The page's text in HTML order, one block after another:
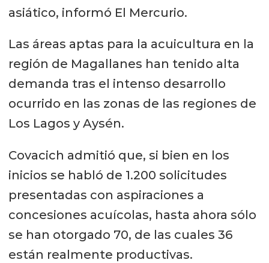
asiático, informó El Mercurio.
Las áreas aptas para la acuicultura en la
región de Magallanes han tenido alta
demanda tras el intenso desarrollo
ocurrido en las zonas de las regiones de
Los Lagos y Aysén.
Covacich admitió que, si bien en los
inicios se habló de 1.200 solicitudes
presentadas con aspiraciones a
concesiones acuícolas, hasta ahora sólo
se han otorgado 70, de las cuales 36
están realmente productivas.